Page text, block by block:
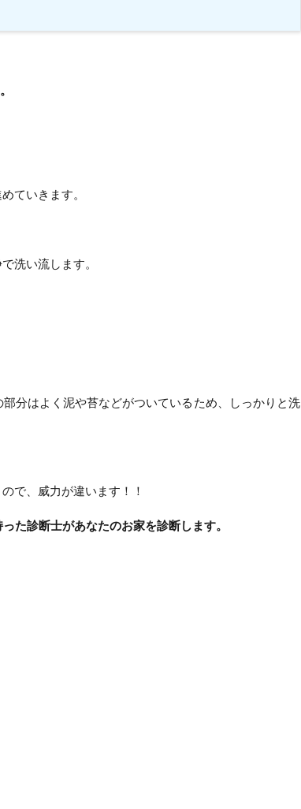
ていきます。
洗い流します。
分はよく泥や苔などがついているため、しっかりと洗
で、威力が違います！！
た診断士があなたのお家を診断します。